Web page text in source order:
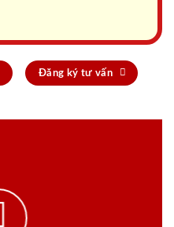
Đăng ký tư vấn